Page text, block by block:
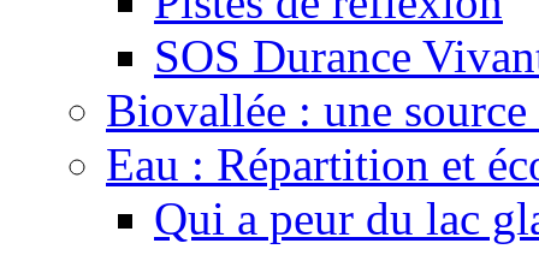
SOS Durance
Biovallée : une
Eau : Répartition et
Qui a peur du lac